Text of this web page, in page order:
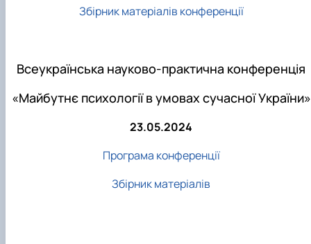
Збірник матеріалів конференції
Всеукраїнська науково-практична конференція
«Майбутнє психології в умовах сучасної України»
23.05.2024
Програма конференції
Збірник матеріалів